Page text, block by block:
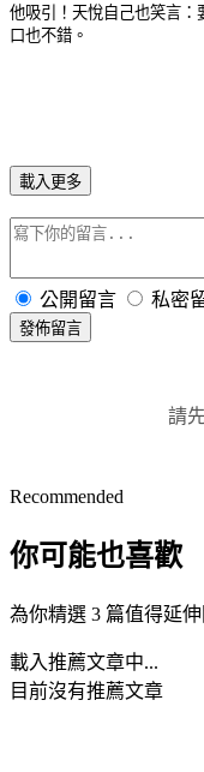
他吸引！天悅自己也笑言：
口也不錯。
載入更多
公開留言 私密
發佈留言
請
Recommended
你可能也喜歡
為你精選 3 篇值得延
載入推薦文章中...
目前沒有推薦文章